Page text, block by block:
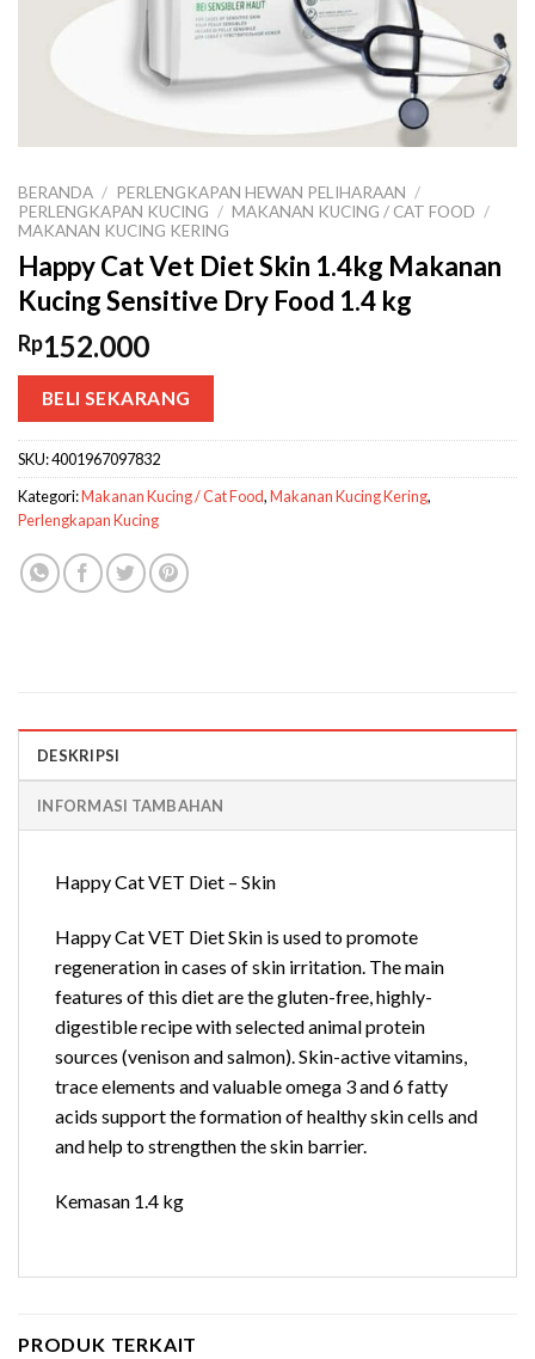
BERANDA / PERLENGKAPAN HEWAN PELIHARAAN /
PERLENGKAPAN KUCING / MAKANAN KUCING / CAT FOOD /
MAKANAN KUCING KERING
Happy Cat Vet Diet Skin 1.4kg Makanan
Kucing Sensitive Dry Food 1.4 kg
Rp152.000
BELI SEKARANG
SKU:4001967097832
Kategori:Makanan Kucing / Cat Food,Makanan Kucing Kering,
Perlengkapan Kucing
DESKRIPSI
INFORMASI TAMBAHAN
Happy Cat VET Diet – Skin
Happy Cat VET Diet Skin is used to promote
regeneration in cases of skin irritation. The main
features of this diet are the gluten-free, highly-
digestible recipe with selected animal protein
sources (venison and salmon). Skin-active vitamins,
trace elements and valuable omega 3 and 6 fatty
acids support the formation of healthy skin cells and
and help to strengthen the skin barrier.
Kemasan 1.4 kg
PRODUK TERKAIT